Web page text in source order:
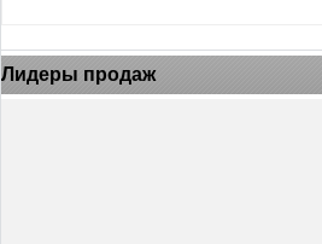
Лидеры продаж